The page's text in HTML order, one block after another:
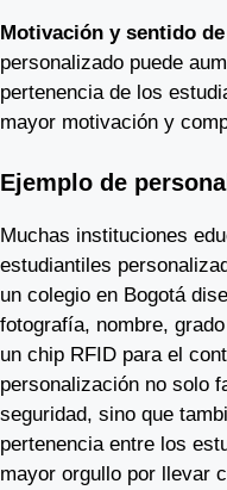
Motivación y sentido
personalizado puede
pertenencia de los
mayor motivación y
Ejemplo de
Muchas instituciones
estudiantiles
un colegio en Bogotá
fotografía, nombre,
un chip RFID para el
personalización no solo
seguridad, sino que
pertenencia entre los
mayor orgullo por llevar